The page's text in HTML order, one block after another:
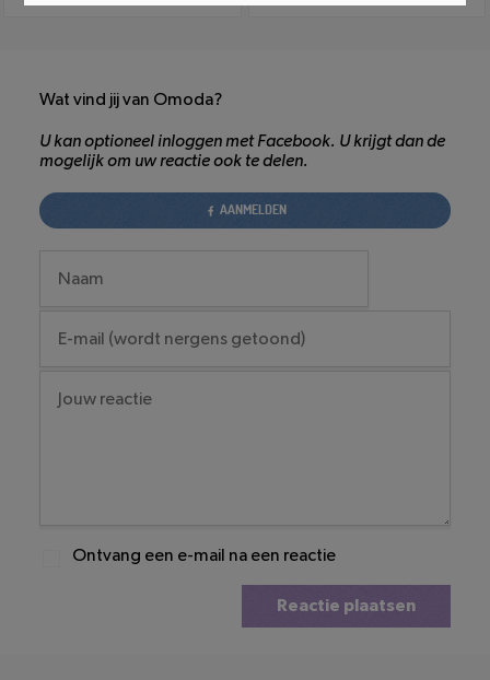
Wat vind jij van Omoda?
U kan optioneel inloggen met Facebook. U krijgt dan de
mogelijk om uw reactie ook te delen.
AANMELDEN
Ontvang een e-mail na een reactie
Reactie plaatsen